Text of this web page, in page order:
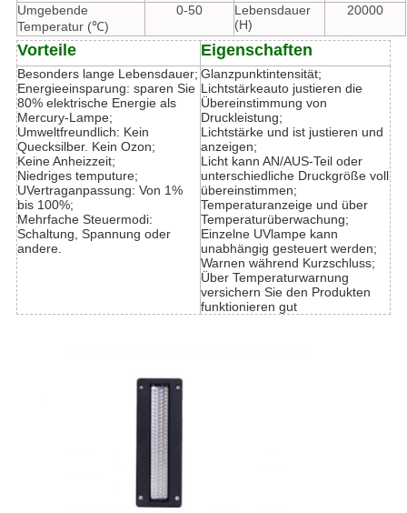
Umgebende
Temperatur (℃)
0-50
Lebensdauer
(H)
20000
Vorteile Eigenschaften
Besonders lange Lebensdauer;
Energieeinsparung: sparen Sie
80% elektrische Energie als
Mercury-Lampe;
Umweltfreundlich: Kein
Quecksilber. Kein Ozon;
Keine Anheizzeit;
Niedriges temputure;
UVertraganpassung: Von 1%
bis 100%;
Mehrfache Steuermodi:
Schaltung, Spannung oder
andere.
Glanzpunktintensität;
Lichtstärkeauto justieren die
Übereinstimmung von
Druckleistung;
Lichtstärke und ist justieren und
anzeigen;
Licht kann AN/AUS-Teil oder
unterschiedliche Druckgröße voll
übereinstimmen;
Temperaturanzeige und über
Temperaturüberwachung;
Einzelne UVlampe kann
unabhängig gesteuert werden;
Warnen während Kurzschluss;
Über Temperaturwarnung
versichern Sie den Produkten
funktionieren gut